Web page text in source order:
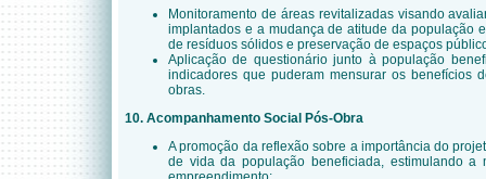
Monitoramento de áreas revitalizadas visando
implantados e a mudança de atitude da população
de resíduos sólidos e preservação de espaços
Aplicação de questionário junto à população
indicadores que puderam mensurar os benefícios
obras.
10. Acompanhamento Social Pós-Obra
A promoção da reflexão sobre a importância do
de vida da população beneficiada, estimulando a